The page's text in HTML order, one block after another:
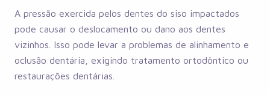
A pressão exercida pelos dentes do siso impactados
pode causar o deslocamento ou dano aos dentes
vizinhos. Isso pode levar a problemas de alinhamento e
oclusão dentária, exigindo tratamento ortodôntico ou
restaurações dentárias.